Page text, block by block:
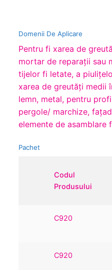
Domenii De Aplicare
Pentru fi xarea de
mortar de reparaţii sau
tijelor fi letate, a
xarea de greutăţi medii
lemn, metal, pentru
pergole/ marchize,
elemente de asamblare
Pachet
Codul
Produsului
C920
C920